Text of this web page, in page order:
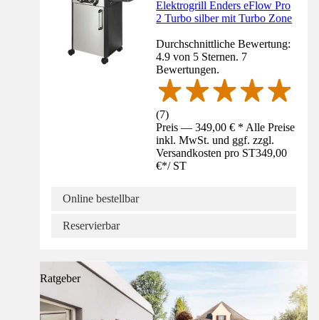
Elektrogrill Enders eFlow Pro
2 Turbo silber mit Turbo Zone
Durchschnittliche Bewertung:
4.9 von 5 Sternen. 7
Bewertungen.
(7)
Preis — 349,00 € * Alle Preise
inkl. MwSt. und ggf. zzgl.
Versandkosten pro ST349,00
€*/ ST
Online bestellbar
Reservierbar
Ratgeber